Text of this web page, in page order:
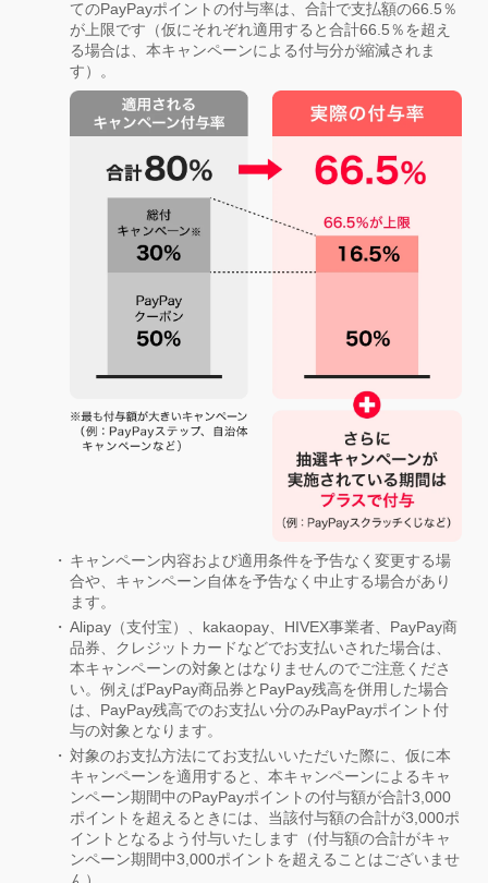
てのPayPayポイントの付与率は、合計で支払額の66.5％
が上限です（仮にそれぞれ適用すると合計66.5％を超え
る場合は、本キャンペーンによる付与分が縮減されま
す）。
キャンペーン内容および適用条件を予告なく変更する場
合や、キャンペーン自体を予告なく中止する場合があり
ます。
Alipay（支付宝）、kakaopay、HIVEX事業者、PayPay商
品券、クレジットカードなどでお支払いされた場合は、
本キャンペーンの対象とはなりませんのでご注意くださ
い。例えばPayPay商品券とPayPay残高を併用した場合
は、PayPay残高でのお支払い分のみPayPayポイント付
与の対象となります。
対象のお支払方法にてお支払いいただいた際に、仮に本
キャンペーンを適用すると、本キャンペーンによるキャ
ンペーン期間中のPayPayポイントの付与額が合計3,000
ポイントを超えるときには、当該付与額の合計が3,000ポ
イントとなるよう付与いたします（付与額の合計がキャ
ンペーン期間中3,000ポイントを超えることはございませ